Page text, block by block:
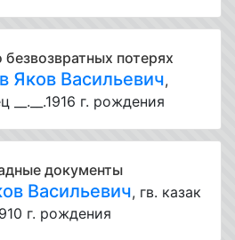
потерях
Яков Васильевич,
__.__.1916 г. рождения
документы
Васильевич, гв. казак
г. рождения